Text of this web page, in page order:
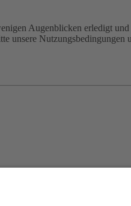
Augenblicken erledigt
unsere